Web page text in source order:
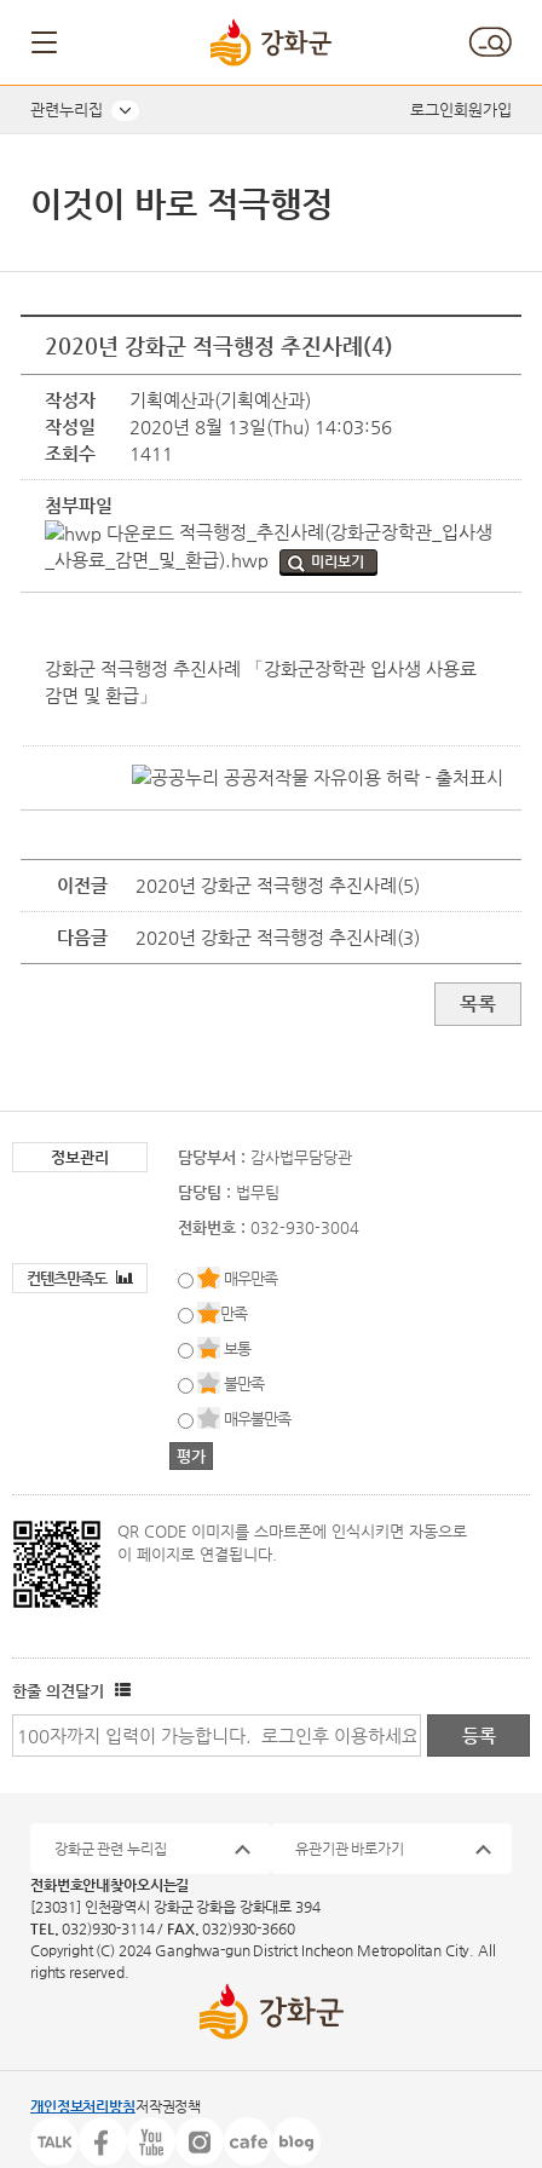
관련누리집 로그인회원가입
이것이 바로 적극행정
2020년 강화군 적극행정 추진사례(4)
작성자
기획예산과(기획예산과)
작성일
2020년 8월 13일(Thu) 14:03:56
조회수
1411
첨부파일
적극행정_추진사례(강화군장학관_입사생
_사용료_감면_및_환급).hwp
미리보기
강화군 적극행정 추진사례 「강화군장학관 입사생 사용료
감면 및 환급」
이전글 2020년 강화군 적극행정 추진사례(5)
다음글 2020년 강화군 적극행정 추진사례(3)
목록
정보관리 담당부서 : 감사법무담당관
담당팀 : 법무팀
전화번호 : 032-930-3004
컨텐츠만족도
매우만족
만족
보통
불만족
매우불만족
QR CODE 이미지를 스마트폰에 인식시키면 자동으로
이 페이지로 연결됩니다.
한줄 의견달기
전화번호안내 찾아오시는길
[23031] 인천광역시 강화군 강화읍 강화대로 394
TEL.
032)930-3114 / FAX. 032)930-3660
Copyright (C) 2024 Ganghwa-gun District Incheon Metropolitan City. All
rights reserved.
강화군 관련 누리집 유관기관 바로가기
개인정보처리방침저작권정책